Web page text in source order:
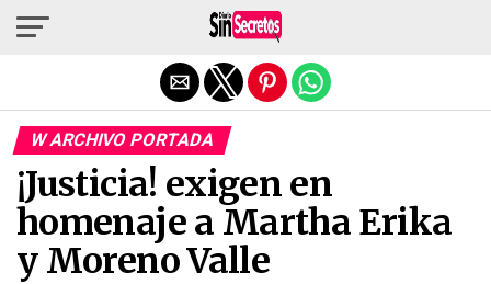
W ARCHIVO PORTADA
¡Justicia! exigen en
homenaje a Martha Erika
y Moreno Valle
Salir de la versión móvil